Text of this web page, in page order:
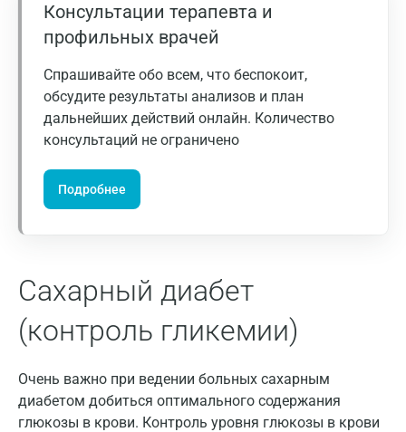
Консультации терапевта и
профильных врачей
Спрашивайте обо всем, что беспокоит,
обсудите результаты анализов и план
дальнейших действий онлайн. Количество
консультаций не ограничено
Подробнее
Сахарный диабет
(контроль гликемии)
Очень важно при ведении больных сахарным
диабетом добиться оптимального содержания
глюкозы в крови. Контроль уровня глюкозы в крови
Дзержинск
Дмитров
Долгопрудный
Екатеринбург
Жуковский
Зеленоград
Иваново
Ивантеевка
Ижевск